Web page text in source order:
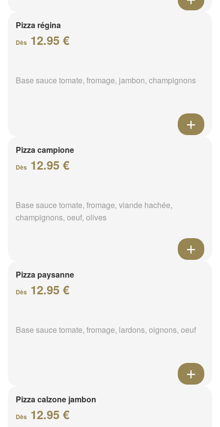
Pizza régina
Dès 12.95 €
Base sauce tomate, fromage, jambon, champignons
Pizza campione
Dès 12.95 €
Base sauce tomate, fromage, viande hachée,
champignons, oeuf, olives
Pizza paysanne
Dès 12.95 €
Base sauce tomate, fromage, lardons, oignons, oeuf
Pizza calzone jambon
Dès 12.95 €